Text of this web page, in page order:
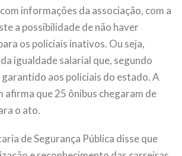
informações da associação, com a
a possibilidade de não haver
os policiais inativos. Ou seja,
igualdade salarial que, segundo
aos policiais do estado. A
afirma que 25 ônibus chegaram de
o ato.
de Segurança Pública disse que